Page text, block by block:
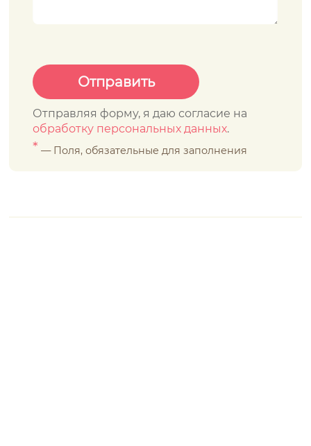
Отправляя форму, я даю согласие на
обработку персональных данных.
* — Поля, обязательные для заполнения